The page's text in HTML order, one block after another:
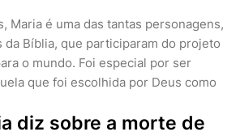
Maria é uma das tantas personagens,
da Bíblia, que participaram do projeto
o mundo. Foi especial por ser
que foi escolhida por Deus como
diz sobre a morte de